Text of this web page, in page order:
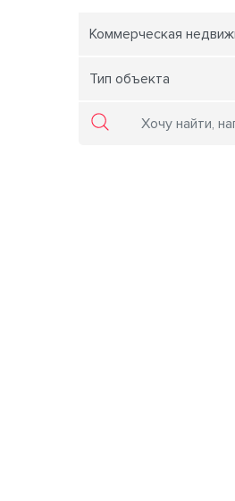
Склад
Коммерческая
Тип объекта